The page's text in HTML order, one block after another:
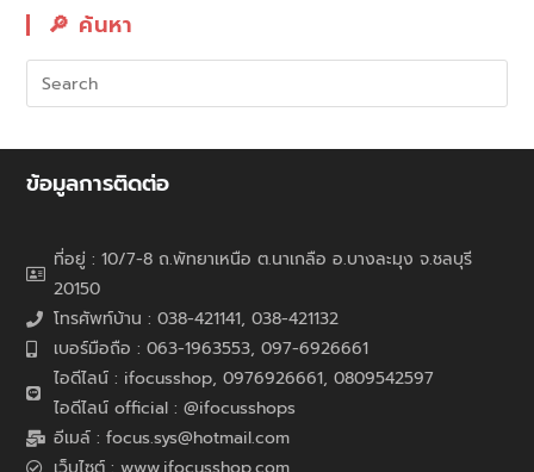
🔎︎ ค้นหา
ข้อมูลการติดต่อ
ที่อยู่ : 10/7-8 ถ.พัทยาเหนือ ต.นาเกลือ อ.บางละมุง จ.ชลบุรี
20150
โทรศัพท์บ้าน : 038-421141, 038-421132
เบอร์มือถือ : 063-1963553, 097-6926661
ไอดีไลน์ : ifocusshop, 0976926661, 0809542597
ไอดีไลน์ official : @ifocusshops
อีเมล์ : focus.sys@hotmail.com